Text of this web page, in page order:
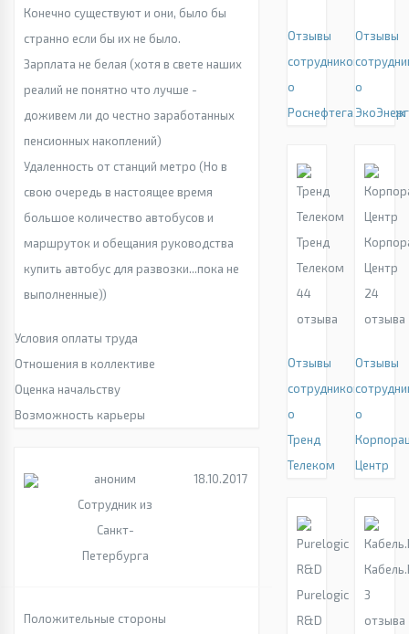
Конечно существуют и они, было бы
странно если бы их не было.
Зарплата не белая (хотя в свете наших
реалий не понятно что лучше -
доживем ли до честно заработанных
пенсионных накоплений)
Удаленность от станций метро (Но в
свою очередь в настоящее время
большое количество автобусов и
маршруток и обещания руководства
купить автобус для развозки...пока не
выполненные))
Условия оплаты труда
Отношения в коллективе
Оценка начальству
Возможность карьеры
аноним
Сотрудник из
Санкт-
Петербурга
18.10.2017
Положительные стороны
Отзывы
сотрудников
о
Роснефтегазмонтаж
Отзывы
о
Тренд
Телеком
44
отзыва
Отзывы
сотрудников
о
Тренд
Телеком
Центр
24
отзыва
Отзывы
о
Центр
Purelogic
R&D
3
отзыва